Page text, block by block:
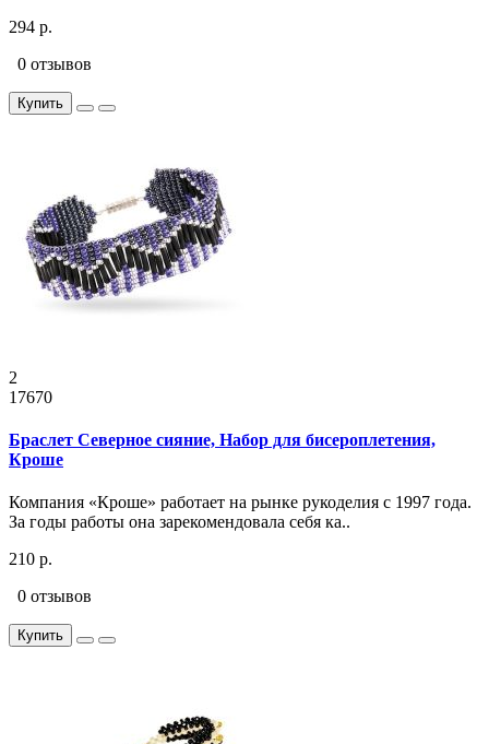
294 р.
0 отзывов
Купить
2
17670
Браслет Северное сияние, Набор для бисероплетения,
Кроше
Компания «Кроше» работает на рынке рукоделия с 1997 года.
За годы работы она зарекомендовала себя ка..
210 р.
0 отзывов
Купить